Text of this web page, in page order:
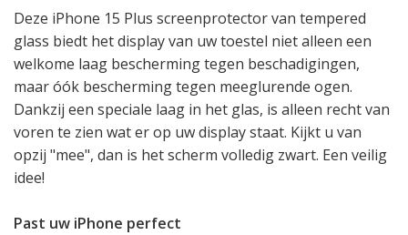
Deze iPhone 15 Plus screenprotector van tempered
glass biedt het display van uw toestel niet alleen een
welkome laag bescherming tegen beschadigingen,
maar óók bescherming tegen meeglurende ogen.
Dankzij een speciale laag in het glas, is alleen recht van
voren te zien wat er op uw display staat. Kijkt u van
opzij "mee", dan is het scherm volledig zwart. Een veilig
idee!
Past uw iPhone perfect